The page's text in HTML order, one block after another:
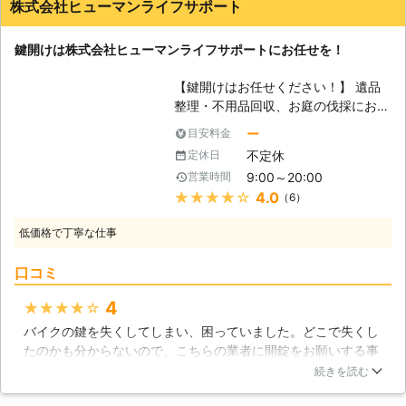
いった施工現場や日々の鍛錬の場で培
て、お客様に高品質な施工サービスを
してお任せください。
株式会社ヒューマンライフサポート
鍵開けは株式会社ヒューマンライフサポートにお任せを！
【鍵開けはお任せください！】 遺品
整理・不用品回収、お庭の伐採にお部
屋の掃除、自宅のリフォームなど生活
環境の困りごと全てをサポートできる
のが私達、株式会社ヒューマンライフ
サポートです！多種多様なサービスを
取り扱っているのですが、特に多くの
悪質な犯罪に巻き込まれた際に鍵も奪
われてしまう事もあります。そんな時
は株式会社ヒューマンライフサポート
にお任せを！開けられなくなった自宅
目安料金 ー
定休日 不定休
営業時間 9:00～20:00
★★★★★ 4.0（6）
低価格で丁寧な仕事
口コミ
★★★★★ 4
バイクの鍵を失くしてしまい、困っていました。どこで失くし
たのかも分からないので、こちらの業者に開錠をお願いする事
にしまいた。バイクも新しく買ったばかりだったので、傷つけ
続きを読む